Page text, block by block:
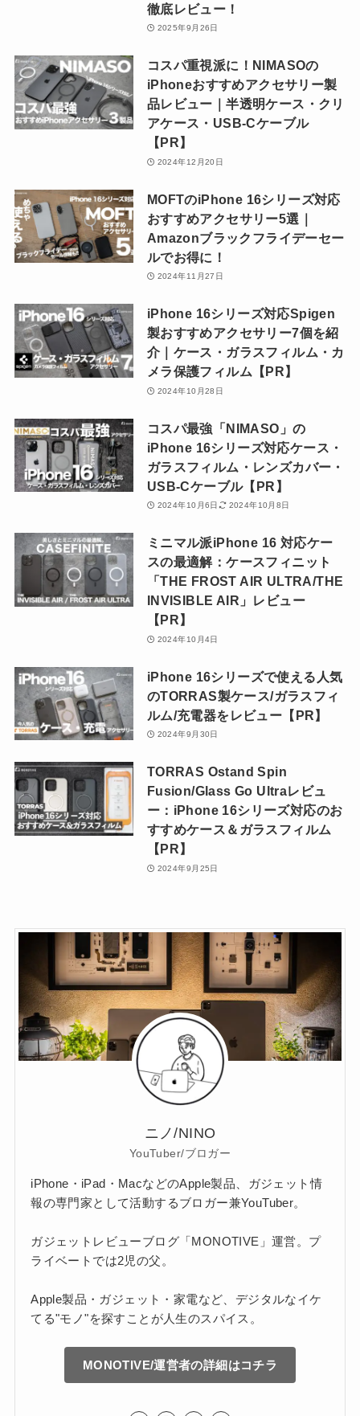
徹底レビュー！
2025年9月26日
コスパ重視派に！NIMASOの
iPhoneおすすめアクセサリー製
品レビュー｜半透明ケース・クリ
アケース・USB-Cケーブル
【PR】
2024年12月20日
MOFTのiPhone 16シリーズ対応
おすすめアクセサリー5選｜
Amazonブラックフライデーセー
ルでお得に！
2024年11月27日
iPhone 16シリーズ対応Spigen
製おすすめアクセサリー7個を紹
介｜ケース・ガラスフィルム・カ
メラ保護フィルム【PR】
2024年10月28日
コスパ最強「NIMASO」の
iPhone 16シリーズ対応ケース・
ガラスフィルム・レンズカバー・
USB-Cケーブル【PR】
2024年10月6日 2024年10月8日
ミニマル派iPhone 16 対応ケー
スの最適解：ケースフィニット
「THE FROST AIR ULTRA/THE
INVISIBLE AIR」レビュー
【PR】
2024年10月4日
iPhone 16シリーズで使える人気
のTORRAS製ケース/ガラスフィ
ルム/充電器をレビュー【PR】
2024年9月30日
TORRAS Ostand Spin
Fusion/Glass Go Ultraレビュ
ー：iPhone 16シリーズ対応のお
すすめケース＆ガラスフィルム
【PR】
2024年9月25日
ニノ/NINO
YouTuber/ブロガー
iPhone・iPad・MacなどのApple製品、ガジェット情
報の専門家として活動するブロガー兼YouTuber。
ガジェットレビューブログ「MONOTIVE」運営。プ
ライベートでは2児の父。
Apple製品・ガジェット・家電など、デジタルなイケ
てる"モノ"を探すことが人生のスパイス。
MONOTIVE/運営者の詳細はコチラ